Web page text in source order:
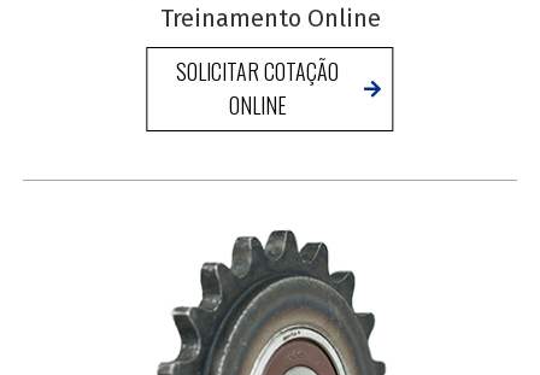
Treinamento Online
SOLICITAR COTAÇÃO
ONLINE